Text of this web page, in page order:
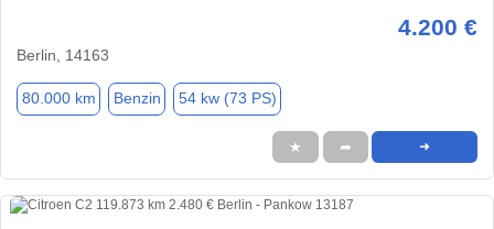
4.200 €
Berlin, 14163
80.000 km Benzin 54 kw (73 PS)
★ ➦ ➜